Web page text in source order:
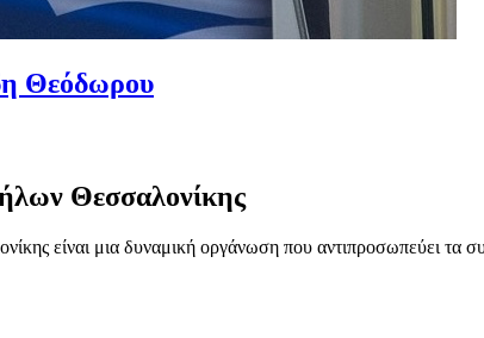
Θεόδωρου
Θεσσαλονίκης
είναι μια δυναμική οργάνωση που αντιπροσωπεύει τα